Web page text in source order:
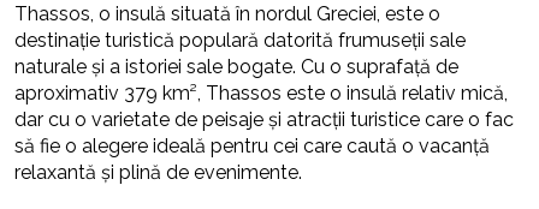
Thassos, o insulă situată în nordul Greciei, este o
destinație turistică populară datorită frumuseții sale
naturale și a istoriei sale bogate. Cu o suprafață de
aproximativ 379 km², Thassos este o insulă relativ mică,
dar cu o varietate de peisaje și atracții turistice care o fac
să fie o alegere ideală pentru cei care caută o vacanță
relaxantă și plină de evenimente.